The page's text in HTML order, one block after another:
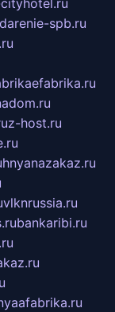
spb.ru
z-host.ru
vlknrussia.ru
bankaribi.ru